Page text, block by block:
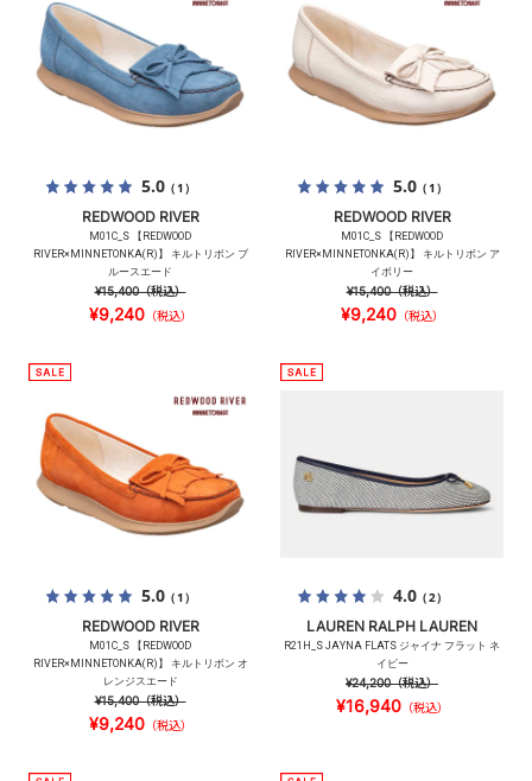
5.0（1）
REDWOOD RIVER
M01C_S 【REDWOOD
RIVER×MINNETONKA(R)】 キルトリボン ブ
ルースエード
¥15,400（税込）
¥9,240（税込）
5.0（1）
REDWOOD RIVER
M01C_S 【REDWOOD
RIVER×MINNETONKA(R)】 キルトリボン ア
イボリー
¥15,400（税込）
¥9,240（税込）
5.0（1）
REDWOOD RIVER
M01C_S 【REDWOOD
RIVER×MINNETONKA(R)】 キルトリボン オ
レンジスエード
¥15,400（税込）
¥9,240（税込）
4.0（2）
LAUREN RALPH LAUREN
R21H_S JAYNA FLATS ジャイナ フラット ネ
イビー
¥24,200（税込）
¥16,940（税込）